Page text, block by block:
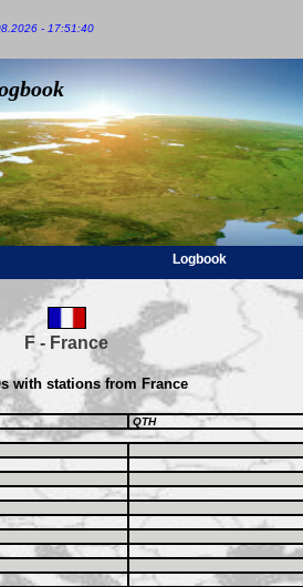
- 17:51:40
Logbook
F - France
with stations from France
QTH